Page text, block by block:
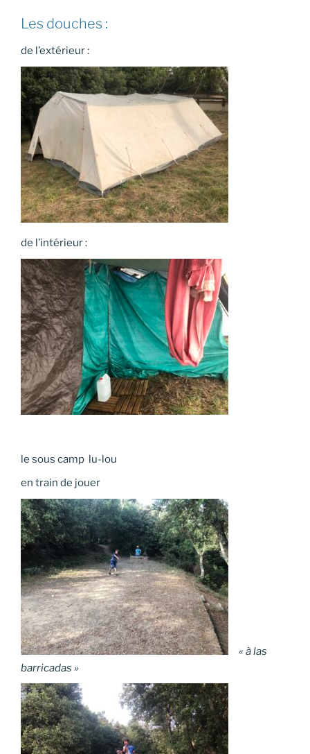
Les douches :
de l’extérieur :
de l’intérieur :
le sous camp lu-lou
en train de jouer
« à las
barricadas »